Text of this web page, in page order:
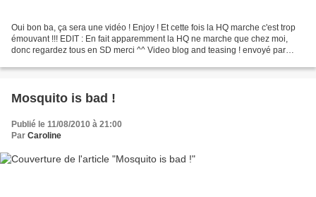
Oui bon ba, ça sera une vidéo ! Enjoy ! Et cette fois la HQ marche c'est trop
émouvant !!! EDIT : En fait apparemment la HQ ne marche que chez moi,
donc regardez tous en SD merci ^^ Video blog and teasing ! envoyé par
Mosquito is bad !
Publié le 11/08/2010 à 21:00
Par Caroline